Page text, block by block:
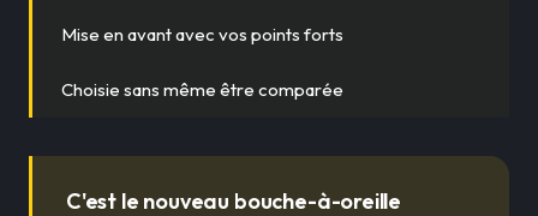
Mise en avant avec vos points forts
Choisie sans même être comparée
C'est le nouveau bouche-à-oreille